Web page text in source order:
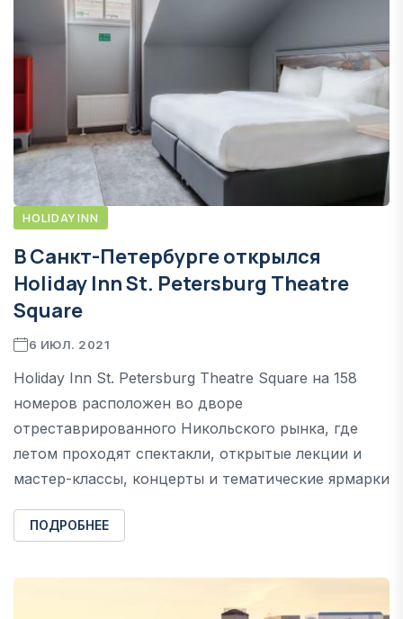
HOLIDAY INN
В Санкт-Петербурге открылся
Holiday Inn St. Petersburg Theatre
Square
6 ИЮЛ. 2021
Holiday Inn St. Petersburg Theatre Square на 158
номеров расположен во дворе
отреставрированного Никольского рынка, где
летом проходят спектакли, открытые лекции и
мастер-классы, концерты и тематические ярмарки
ПОДРОБНЕЕ